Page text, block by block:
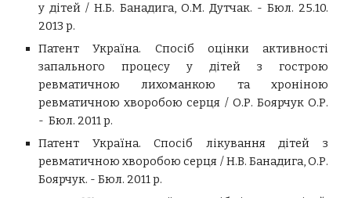
у дітей / Н.Б. Банадига, О.М. Дутчак. - Бюл. 25.10.
2013 р.
ПатентУкраїна. Спосіб оцінки активності
запального процесу у дітей з гострою
ревматичною лихоманкою та хроніною
ревматичною хворобою серця / О.Р. Боярчук О.Р.
- Бюл. 2011 р.
Патент Україна. Спосіб лікування дітей з
ревматичною хворобою серця / Н.В. Банадига, О.Р.
Боярчук. - Бюл. 2011 р.